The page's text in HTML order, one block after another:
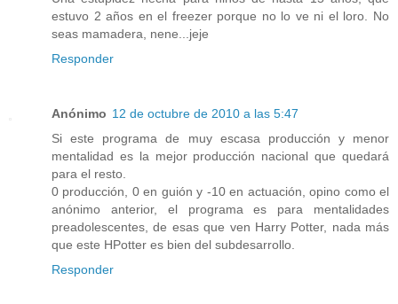
estuvo 2 años en el freezer porque no lo ve ni el loro. No
seas mamadera, nene...jeje
Responder
Anónimo 12 de octubre de 2010 a las 5:47
Si este programa de muy escasa producción y menor
mentalidad es la mejor producción nacional que quedará
para el resto.
0 producción, 0 en guión y -10 en actuación, opino como el
anónimo anterior, el programa es para mentalidades
preadolescentes, de esas que ven Harry Potter, nada más
que este HPotter es bien del subdesarrollo.
Responder